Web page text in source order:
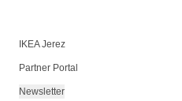
IKEA Jerez
Partner Portal
Newsletter